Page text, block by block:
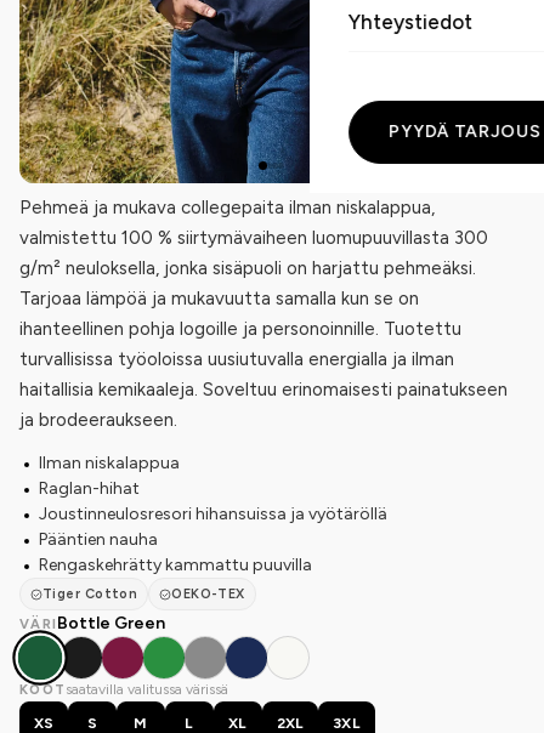
Yhteystiedot
PYYDÄ TARJOUS
Pehmeä ja mukava collegepaita ilman niskalappua,
valmistettu 100 % siirtymävaiheen luomupuuvillasta 300
g/m² neuloksella, jonka sisäpuoli on harjattu pehmeäksi.
Tarjoaa lämpöä ja mukavuutta samalla kun se on
ihanteellinen pohja logoille ja personoinnille. Tuotettu
turvallisissa työoloissa uusiutuvalla energialla ja ilman
haitallisia kemikaaleja. Soveltuu erinomaisesti painatukseen
ja brodeeraukseen.
Ilman niskalappua
Raglan-hihat
Joustinneulosresori hihansuissa ja vyötäröllä
Pääntien nauha
Rengaskehrätty kammattu puuvilla
Tiger Cotton
OEKO-TEX
VÄRI Bottle Green
KOOT saatavilla valitussa värissä
XS
S M L XL 2XL 3XL